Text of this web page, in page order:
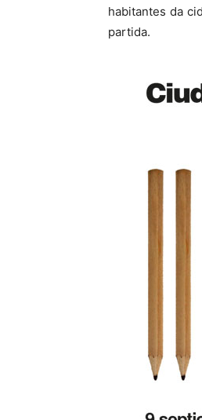
habitantes da
partida.